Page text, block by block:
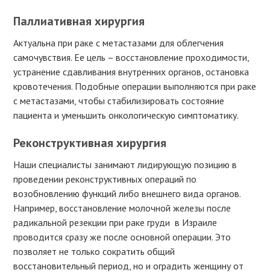
Паллиативная хирургия
Актуальна при раке с метастазами для облегчения
самочувствия. Ее цель – восстановление проходимости,
устранение сдавливания внутренних органов, остановка
кровотечения. Подобные операции выполняются при раке
с метастазами, чтобы стабилизировать состояние
пациента и уменьшить онкологическую симптоматику.
Реконструктивная хирургия
Наши специалисты занимают лидирующую позицию в
проведении реконструктивных операций по
возобновлению функций либо внешнего вида органов.
Например, восстановление молочной железы после
радикальной резекции при раке груди в Израиле
проводится сразу же после основной операции. Это
позволяет не только сократить общий
восстановительный период, но и оградить женщину от